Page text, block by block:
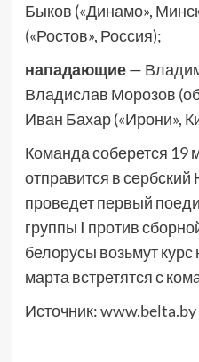
Быков («Динамо»,
(«Ростов», Россия);
нападающие—
Владислав Морозов
Иван Бахар («Ирони»,
Команда соберется 19
отправится в
проведет первый
группы I против
белорусы возьмут курс
марта встретятся с
Источник:www.belta.by